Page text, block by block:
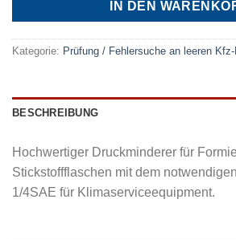
IN DEN
Kategorie: Prüfung / Fehlersuche an leeren
BESCHREIBUNG
Hochwertiger Druckminderer für
Stickstoffflaschen mit dem
1/4SAE für Klimaserviceequipment.